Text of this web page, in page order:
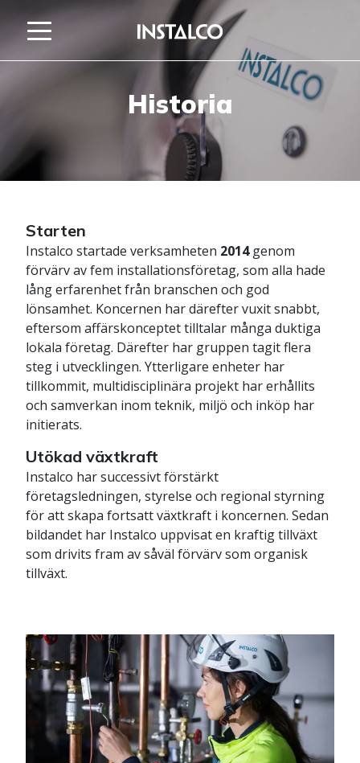
Hoppa till innehåll
Historia
Starten
Instalco startade verksamheten 2014genom
förvärv av fem installationsföretag, som alla hade
lång erfarenhet från branschen och god
lönsamhet. Koncernen har därefter vuxit snabbt,
eftersom affärskonceptet tilltalar många duktiga
lokala företag. Därefter har gruppen tagit flera
steg i utvecklingen. Ytterligare enheter har
tillkommit, multidisciplinära projekt har erhållits
och samverkan inom teknik, miljö och inköp har
initierats.
Utökad växtkraft
Instalco har successivt förstärkt
företagsledningen, styrelse och regional styrning
för att skapa fortsatt växtkraft i koncernen. Sedan
bildandet har Instalco uppvisat en kraftig tillväxt
som drivits fram av såväl förvärv som organisk
tillväxt.